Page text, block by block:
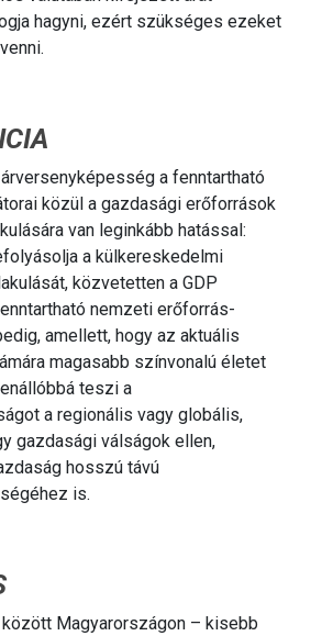
hagyni, ezért szükséges ezeket
a fenntartható
közül a gazdasági erőforrások
van leginkább hatással:
a külkereskedelmi
közvetetten a GDP
nemzeti erőforrás-
amellett, hogy az aktuális
magasabb színvonalú életet
teszi a
a regionális vagy globális,
gazdasági válságok ellen,
hosszú távú
is.
Magyarországon – kisebb